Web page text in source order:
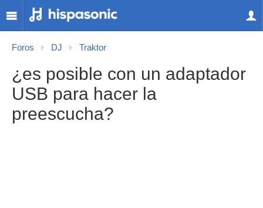
Foros DJ Traktor
¿es posible con un adaptador
USB para hacer la
preescucha?